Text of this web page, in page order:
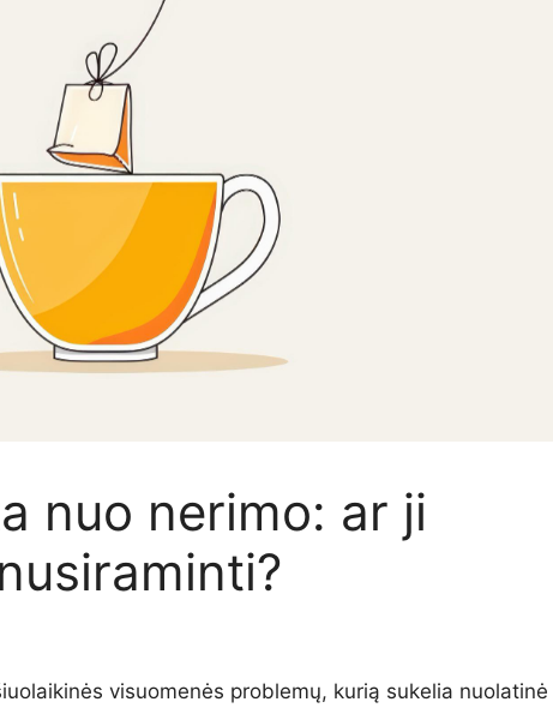
nuo nerimo: ar ji
visuomenės problemų, kurią sukelia nuolatinė